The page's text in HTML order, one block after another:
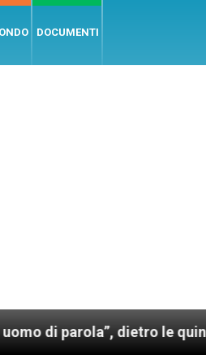
DOCUMENTI
dietro le quinte